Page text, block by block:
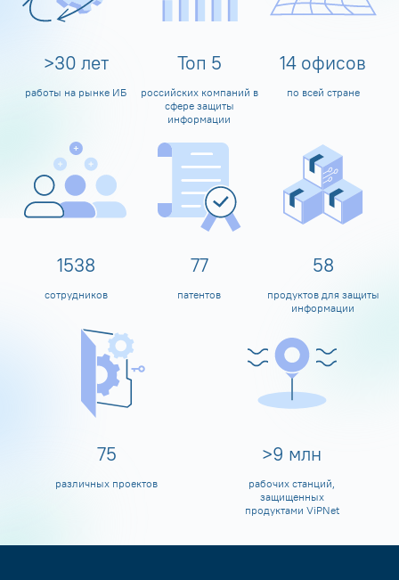
>30 лет
работы на рынке ИБ
Топ 5
российских компаний в
сфере защиты
информации
14 офисов
по всей стране
1600
сотрудников
80
патентов
60
продуктов для защиты
информации
80
различных проектов
>10 млн
рабочих станций,
защищенных
продуктами ViPNet